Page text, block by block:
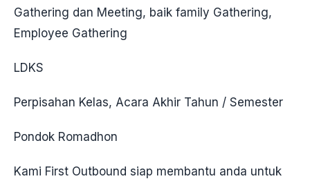
Gathering dan Meeting, baik family Gathering,
Employee Gathering
LDKS
Perpisahan Kelas, Acara Akhir Tahun / Semester
Pondok Romadhon
Kami First Outbound siap membantu anda untuk